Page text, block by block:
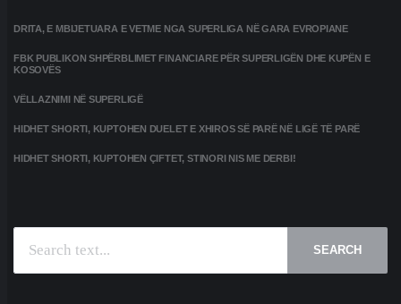
DRITA, E MBIJETUARA E VETME NGA SUPERLIGA NË GARA EVROPIANE
FBK PUBLIKON SHPËRBLIMET FINANCIARE PËR SUPERLIGËN DHE KUPËN E
KOSOVËS
VËLLAZNIMI NË SUPERLIGË
HIDHET SHORTI, KUPTOHEN DUELET E XHIROS SË PARË NË LIGË TË PARË
HIDHET SHORTI, KUPTOHEN ÇIFTET, STINORI NIS ME DERBI!
SEARCH